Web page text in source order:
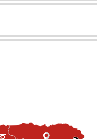
৬ আগস্ট, ২০২৬
রানের মালিক এখন জস বাটলার
মুম্বাইয়ে দুই বাড়ির মালিক
৬ আগস্ট, ২০২৬